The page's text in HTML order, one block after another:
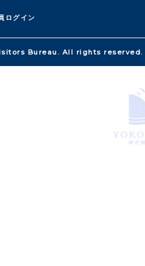
ログイン
Bureau. All rights reserved.